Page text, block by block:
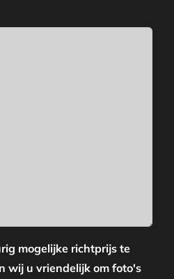
mogelijke richtprijs te
wij u vriendelijk om foto's